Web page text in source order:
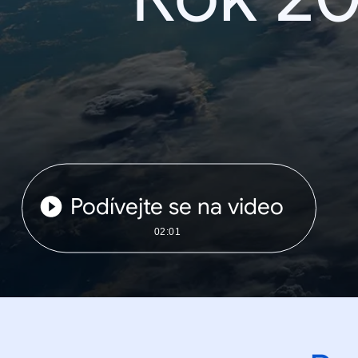
Podívejte se na video
02:01